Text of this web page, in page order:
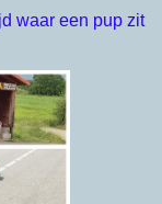
waar een pup zit